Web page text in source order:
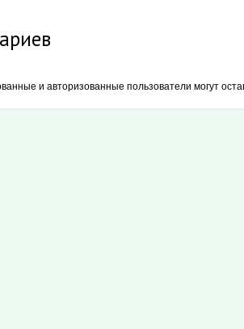
и авторизованные пользователи могут